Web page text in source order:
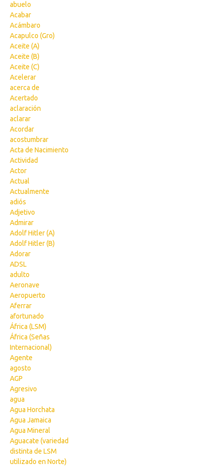
abuelo
Acabar
Acámbaro
Acapulco (Gro)
Aceite (A)
Aceite (B)
Aceite (C)
Acelerar
acerca de
Acertado
aclaración
aclarar
Acordar
acostumbrar
Acta de Nacimiento
Actividad
Actor
Actual
Actualmente
adiós
Adjetivo
Admirar
Adolf Hitler (A)
Adolf Hitler (B)
Adorar
ADSL
adulto
Aeronave
Aeropuerto
Aferrar
afortunado
África (LSM)
África (Señas
Internacional)
Agente
agosto
AGP
Agresivo
agua
Agua Horchata
Agua Jamaica
Agua Mineral
Aguacate (variedad
distinta de LSM
utilizado en Norte)